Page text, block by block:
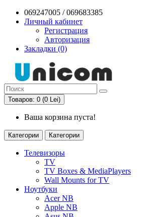
069247005 / 069683385
Личный кабинет
Регистрация
Авторизация
Закладки (0)
Товаров: 0 (0 Lei)
Ваша корзина пуста!
Категории Категории
Телевизоры
TV
TV Boxes & MediaPlayers
Wall Mounts for TV
Ноутбуки
Acer NB
Apple NB